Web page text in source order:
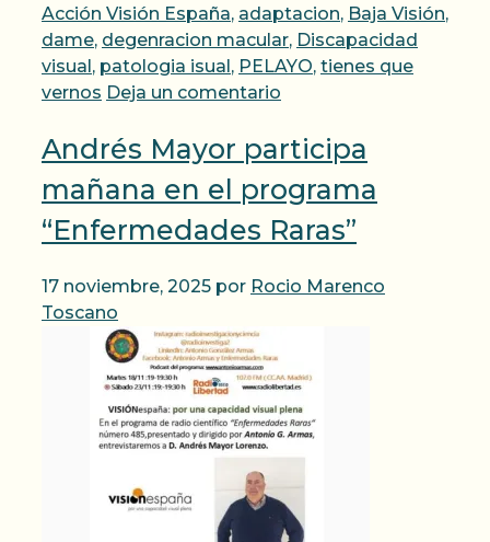
Acción Visión España, adaptacion, Baja Visión,
dame, degenracion macular, Discapacidad
visual , patologia isual , PELAYO, tienes que
vernos Deja un comentario
Andrés Mayor participa
mañana en el programa
“Enfermedades Raras”
17 noviembre, 2025 por Rocio Marenco
Toscano